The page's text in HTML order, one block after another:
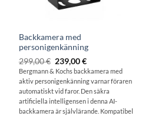
Backkamera med
personigenkänning
299,00€ Ursprungligt
pris:
299,00
€
239,00€Aktuellt
pris
är:
239,00
€.
Bergmann & Kochs backkamera med
aktiv personigenkänning varnar föraren
automatiskt vid faror. Den säkra
artificiella intelligensen i denna AI-
backkamera är självlärande. Kompatibel